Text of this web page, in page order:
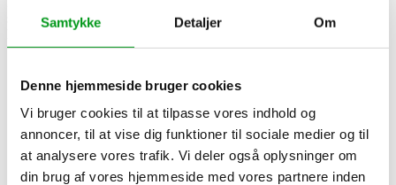
Samtykke Detaljer Om
Denne hjemmeside bruger cookies
Vi bruger cookies til at tilpasse vores indhold og
annoncer, til at vise dig funktioner til sociale medier og til
at analysere vores trafik. Vi deler også oplysninger om
din brug af vores hjemmeside med vores partnere inden
sammenligningsplatforme i blandt andet måltidskasse-, internet-,
lydbogs- og dating-nichen. Kunne du tænke dig at se de andre sites,
finder du dem her:
Godappetit.dk
Datinghelp.dk
FindEnKæreste.dk
Lydbølgen.dk
NetTjek24.dk
Eltjek24.dk
Mobiloraklet.dk.